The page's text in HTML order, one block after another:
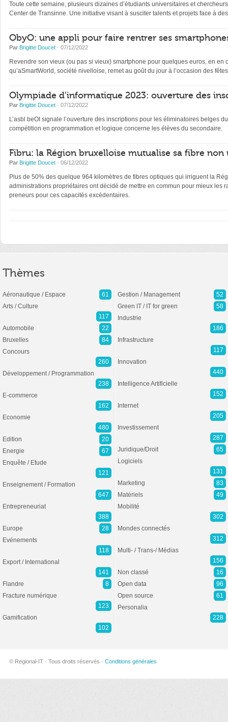
Toute cette semaine, plusieurs dizaines d’étudiants universitaires et
Center de Transinne. Une initiative visant à susciter talents et projets face à
ObyO: une appli pour faire rentrer ses
Par Brigitte Doucet · 07/12/2022
Revendre son vieux (ou pas si vieux) smartphone pour quelques euros, en
qu’aSmartWorld, société nivelloise, remet au goût du jour à l’occasion des
Olympiade d’informatique 2023: ouverture des
Par Brigitte Doucet · 07/12/2022
L’asbl beOI signale l’ouverture des inscriptions pour les éliminatoires belges
compétition en programmation et logique concerne les élèves du secondaire.
Fibru: la Région bruxelloise mutualise sa fibre non
Par Brigitte Doucet · 06/12/2022
Plus de 50% des quelque 964 kilomètres de fibres optiques qui irriguent la
administrations propriétaires ont décidé de mettre en commun pour mieux les
preneurs pour ces capacités excédentaires.
Thèmes
Aéronautique / Espace
61
Arts / Culture
117
Automobile
22
Bruxelles
84
Concours
260
Développement / Programmation
238
E-commerce
162
Economie
480
Edition
20
Energie
67
Enquête / Etude
121
Enseignement / Formation
647
Entrepreneuriat
388
Europe
28
Evénements
118
Export / International
141
Flandre
8
Fracture numérique
123
Gamification
102
Gestion / Management
52
Green IT / IT for green
58
Industrie
186
Infrastructure
117
Innovation
440
Intelligence Artificielle
152
Internet
205
Investissement
287
Juridique/Droit
65
Logiciels
131
Marketing
83
Matériels
49
Mobilité
302
Mondes connectés
312
Multi- / Trans-/ Médias
156
Non classé
16
Open data
96
Open source
61
Personalia
228
© Regional-IT · Tous droits réservés · Conditions générales